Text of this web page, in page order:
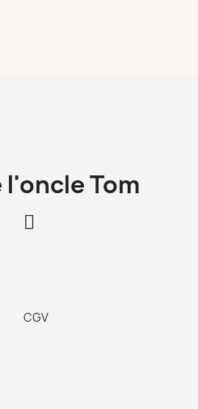
l'oncle Tom
CGV